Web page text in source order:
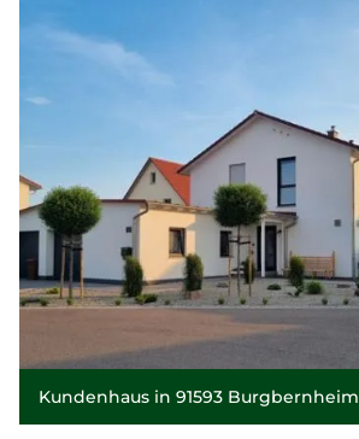
Kundenhaus in 91593 Burgbernheim